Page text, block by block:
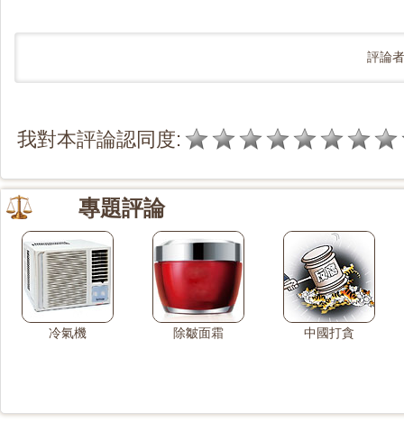
評論
我對本評論認同度:
專題評論
冷氣機 除皺面霜 中國打貪